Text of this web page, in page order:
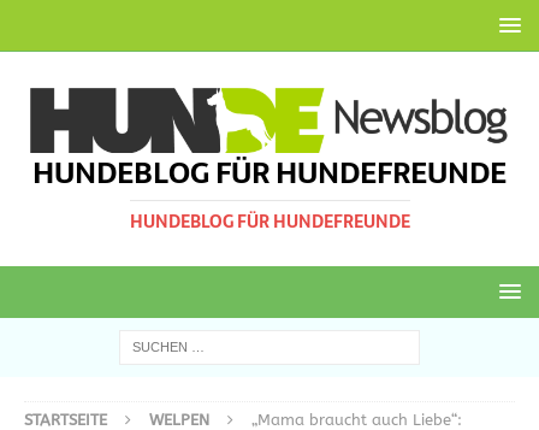
HUNDEBLOG FÜR HUNDEFREUNDE
HUNDEBLOG FÜR HUNDEFREUNDE
STARTSEITE WELPEN
„Mama braucht auch Liebe“: